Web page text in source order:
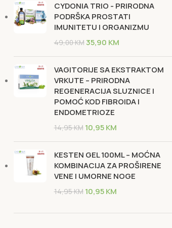
CYDONIA TRIO - PRIRODNA
PODRŠKA PROSTATI
IMUNITETU I ORGANIZMU
49,00KM35,90 KM
VAGITORIJE SA EKSTRAKTOM
VRKUTE – PRIRODNA
REGENERACIJA SLUZNICE I
POMOĆ KOD FIBROIDA I
ENDOMETRIOZE
14,95KM 10,95KM
KESTEN GEL 100ML – MOĆNA
KOMBINACIJA ZA PROŠIRENE
VENE I UMORNE NOGE
14,95KM 10,95KM